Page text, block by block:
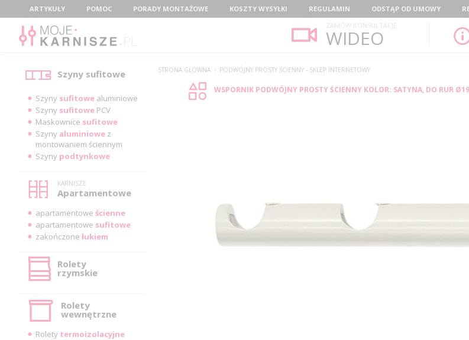
MenuARTYKUŁY POMOC PORADY MONTAŻOWE KOSZTY WYSYŁKI REGULAMIN ODSTĄP OD UMOWY
ZAMÓW KONSULTACJĘ
WIDEO
Szyny sufitowe
Szyny sufitowe aluminiowe
Szyny sufitowe PCV
Maskownice sufitowe
Szyny aluminiowe z
montowaniem ściennym
Szyny podtynkowe
KARNISZE
Apartamentowe
apartamentowe ścienne
apartamentowe sufitowe
zakończone łukiem
Rolety
rzymskie
Rolety
wewnętrzne
Rolety termoizolacyjne
STRONA GŁÓWNA › PODWÓJNY PROSTY ŚCIENNY - SKLEP INTERNETOWY
WSPORNIK PODWÓJNY PROSTY ŚCIENNY KOLOR: SATYNA, DO RUR